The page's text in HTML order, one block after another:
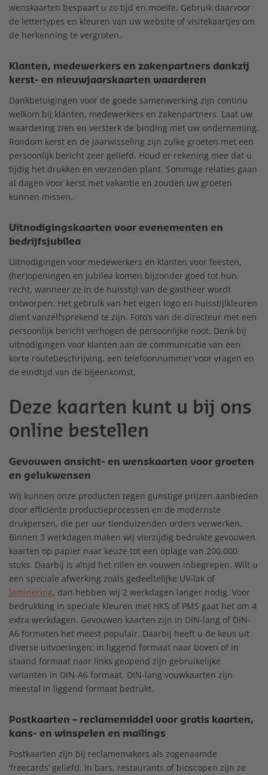
wenskaarten bespaart u zo tijd en moeite. Gebruik daarvoor
de lettertypes en kleuren van uw website of visitekaartjes om
de herkenning te vergroten.
Klanten, medewerkers en zakenpartners dankzij
kerst- en nieuwjaarskaarten waarderen
Dankbetuigingen voor de goede samenwerking zijn continu
welkom bij klanten, medewerkers en zakenpartners. Laat uw
waardering zien en versterk de binding met uw onderneming.
Rondom kerst en de jaarwisseling zijn zulke groeten met een
persoonlijk bericht zeer geliefd. Houd er rekening mee dat u
tijdig het drukken en verzenden plant. Sommige relaties gaan
al dagen voor kerst met vakantie en zouden uw groeten
kunnen missen.
Uitnodigingskaarten voor evenementen en
bedrijfsjubilea
Uitnodigingen voor medewerkers en klanten voor feesten,
(her)openingen en jubilea komen bijzonder goed tot hun
recht, wanneer ze in de huisstijl van de gastheer wordt
ontworpen. Het gebruik van het eigen logo en huisstijlkleuren
dient vanzelfsprekend te zijn. Foto’s van de directeur met een
persoonlijk bericht verhogen de persoonlijke noot. Denk bij
uitnodigingen voor klanten aan de communicatie van een
korte routebeschrijving, een telefoonnummer voor vragen en
de eindtijd van de bijeenkomst.
Deze kaarten kunt u bij ons
online bestellen
Gevouwen ansicht- en wenskaarten voor groeten
en gelukwensen
Wij kunnen onze producten tegen gunstige prijzen aanbieden
door efficiënte productieprocessen en de modernste
drukpersen, die per uur tienduizenden orders verwerken.
Binnen 3 werkdagen maken wij vierzijdig bedrukte gevouwen
kaarten op papier naar keuze tot een oplage van 200.000
stuks. Daarbij is altijd het rillen en vouwen inbegrepen. Wilt u
een speciale afwerking zoals gedeeltelijke UV-lak of
laminering, dan hebben wij 2 werkdagen langer nodig. Voor
bedrukking in speciale kleuren met HKS of PMS gaat het om 4
extra werkdagen. Gevouwen kaarten zijn in DIN-lang of DIN-
A6 formaten het meest populair. Daarbij heeft u de keus uit
diverse uitvoeringen: in liggend formaat naar boven of in
staand formaat naar links geopend zijn gebruikelijke
varianten in DIN-A6 formaat. DIN-lang vouwkaarten zijn
meestal in liggend formaat bedrukt.
Postkaarten – reclamemiddel voor gratis kaarten,
kans- en winspelen en mailings
Postkaarten zijn bij reclamemakers als zogenaamde
‘freecards’ geliefd. In bars, restaurants of bioscopen zijn ze